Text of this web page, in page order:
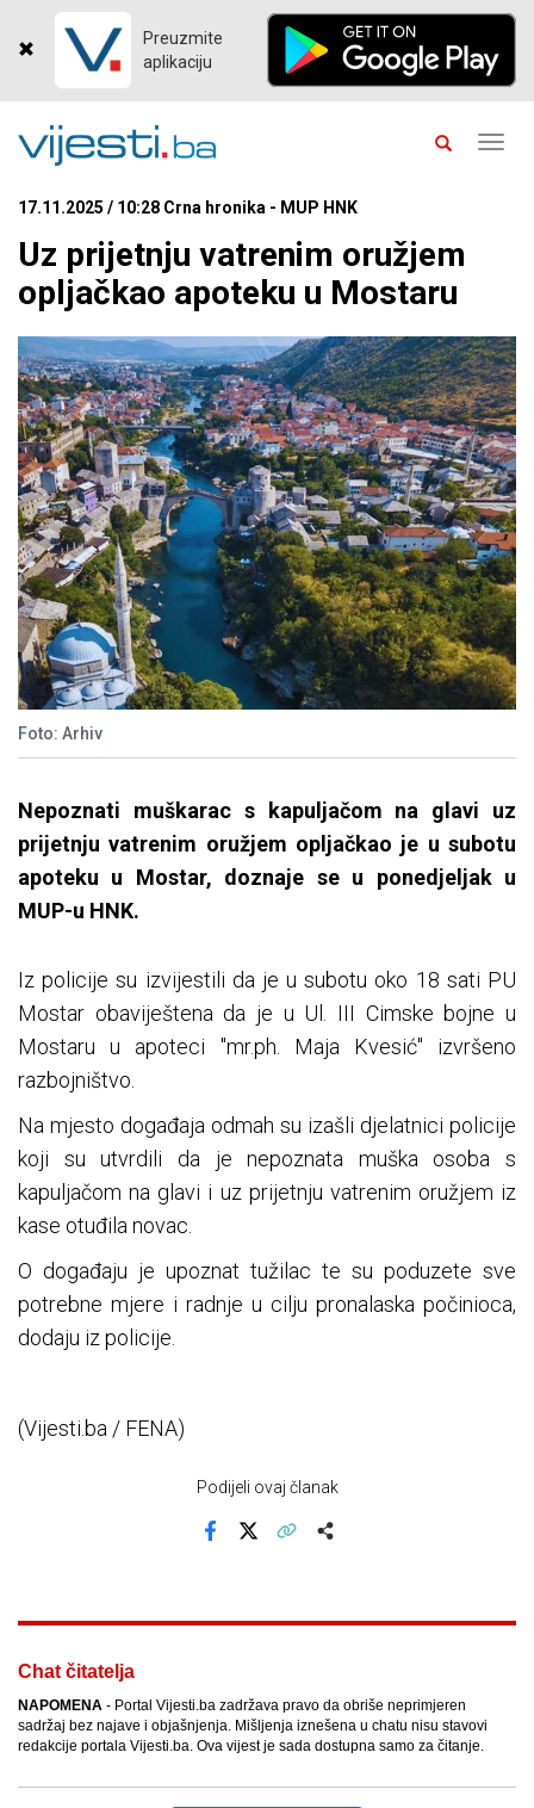
Preuzmite
aplikaciju
17.11.2025 / 10:28 Crna hronika - MUP HNK
Uz prijetnju vatrenim oružjem
opljačkao apoteku u Mostaru
Foto: Arhiv
Nepoznati muškarac s kapuljačom na glavi uz
prijetnju vatrenim oružjem opljačkao je u subotu
apoteku u Mostar, doznaje se u ponedjeljak u
MUP-u HNK.
Iz policije su izvijestili da je u subotu oko 18 sati PU
Mostar obaviještena da je u Ul. III Cimske bojne u
Mostaru u apoteci "mr.ph. Maja Kvesić" izvršeno
razbojništvo.
Na mjesto događaja odmah su izašli djelatnici policije
koji su utvrdili da je nepoznata muška osoba s
kapuljačom na glavi i uz prijetnju vatrenim oružjem iz
kase otuđila novac.
O događaju je upoznat tužilac te su poduzete sve
potrebne mjere i radnje u cilju pronalaska počinioca,
dodaju iz policije.
(Vijesti.ba / FENA)
Podijeli ovaj članak
Chat čitatelja
NAPOMENA - Portal Vijesti.ba zadržava pravo da obriše neprimjeren
sadržaj bez najave i objašnjenja. Mišljenja iznešena u chatu nisu stavovi
redakcije portala Vijesti.ba. Ova vijest je sada dostupna samo za čitanje.